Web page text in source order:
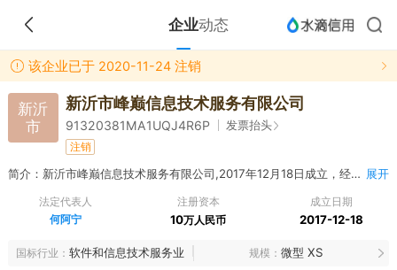
企业动态
该企业已于 2020-11-24 注销
新沂
市
新沂市峰巅信息技术服务有限公司
91320381MA1UQJ4R6P 发票抬头
注销
简介：新沂市峰巅信息技术服务有限公司,2017年12月18日成立，经营范围包括计算机信息技术服务；商务信息咨询服务；信息系统集成服务；数据处理和存储服务；数字内容服务；家具、家居装饰用品、预包装食品兼散装食品、保健食品、玩具、服装鞋帽、化妆品及卫生用品、宠物用品、体育用品及器材、厨房用具、园艺用品、花卉、电子产品、乐器及乐器配件网上销售；自营和代理各类商品及技术的进出口业务；会议及展览服务。（依法须经批准的项目，经相关部门批准后方可开展经营活动） 展开
法定代表人
何阿宁
注册资本
10万人民币
成立日期
2017-12-18
国标行业 软件和信息技术服务业 规模 微型 XS